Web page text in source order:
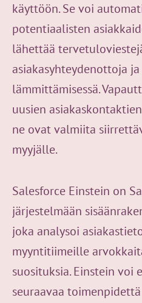
käyttöön. Se voi
potentiaalisten
lähettää
asiakasyhteydenottoja
lämmittämisessä.
uusien
ne ovat valmiita
myyjälle.
Salesforce Einstein on
järjestelmään
joka analysoi
myyntitiimeille
suosituksia. Einstein voi
seuraavaa